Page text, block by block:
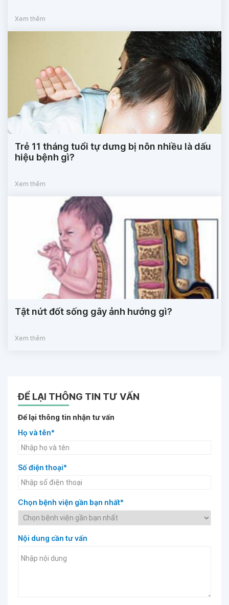
Xem thêm
Trẻ 11 tháng tuổi tự dưng bị nôn nhiều là dấu
hiệu bệnh gì?
Xem thêm
Tật nứt đốt sống gây ảnh hưởng gì?
Xem thêm
ĐỂ LẠI THÔNG TIN TƯ VẤN
Để lại thông tin nhận tư vấn
Họ và tên*
Số điện thoại*
Chọn bệnh viện gần bạn nhất*
Nội dung cần tư vấn